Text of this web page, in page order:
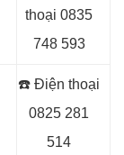
thoại 0835
748 593
☎️ Điện thoại
0825 281
514